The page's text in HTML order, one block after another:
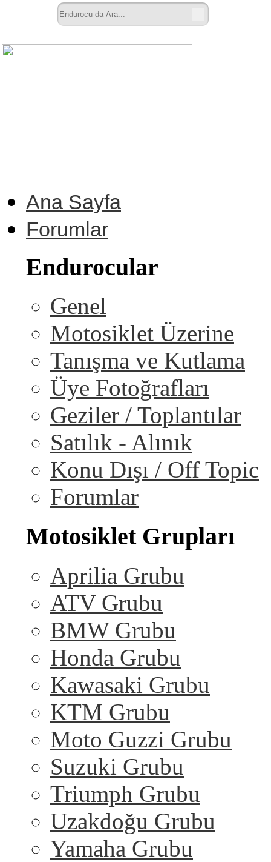
Ana Sayfa
Forumlar
Endurocular
Genel
Motosiklet Üzerine
Tanışma ve Kutlama
Üye Fotoğrafları
Geziler / Toplantılar
Satılık - Alınık
Konu Dışı / Off Topic
Forumlar
Motosiklet Grupları
Aprilia Grubu
ATV Grubu
BMW Grubu
Honda Grubu
Kawasaki Grubu
KTM Grubu
Moto Guzzi Grubu
Suzuki Grubu
Triumph Grubu
Uzakdoğu Grubu
Yamaha Grubu